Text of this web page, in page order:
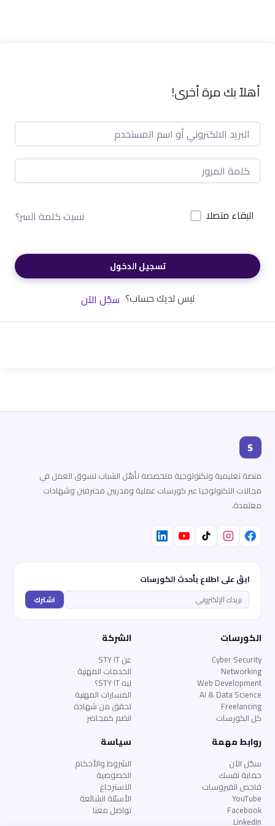
أهلاً بك مرة أخرى!
البقاء متصلا نسيت كلمة السر؟
تسجيل الدخول
ليس لديك حساب؟ سجّل الآن
S
منصة تعليمية وتكنولوجية متخصصة تأهّل الشباب لسوق العمل في
مجالات التكنولوجيا عبر كورسات عملية ومدربين محترفين وشهادات
معتمدة.
ابقَ على اطلاع بأحدث الكورسات
اشترك
الكورسات
Cyber Security
Networking
Web Development
AI & Data Science
Freelancing
كل الكورسات
الشركة
عن STY IT
الخدمات المهنية
ليه STY IT؟
المسارات المهنية
تحقق من شهادة
انضم كمحاضر
روابط مهمة
سجّل الآن
حماية نفسك
فاحص الفيروسات
YouTube
Facebook
LinkedIn
سياسة
الشروط والأحكام
الخصوصية
الاسترجاع
الأسئلة الشائعة
تواصل معنا